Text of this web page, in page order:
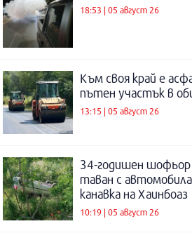
18:53 | 05 август 26
Към своя край е
пътен участък в
13:15 | 05 август 26
34-годишен шофьор
таван с
канавка на Хаинбоаз
10:19 | 05 август 26